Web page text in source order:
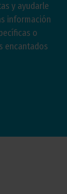
y ayudarle
información
o
encantados